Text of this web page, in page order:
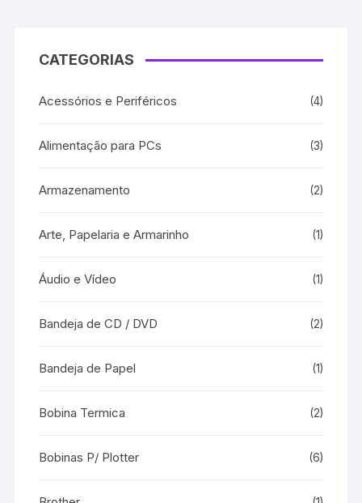
CATEGORIAS
Acessórios e Periféricos (4)
Alimentação para PCs (3)
Armazenamento (2)
Arte, Papelaria e Armarinho (1)
Áudio e Vídeo (1)
Bandeja de CD / DVD (2)
Bandeja de Papel (1)
Bobina Termica (2)
Bobinas P/ Plotter (6)